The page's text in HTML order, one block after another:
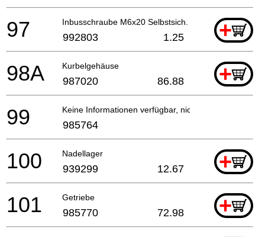
Inbusschraube M6x20 Selbstsich. +
97 992803 1.25
Kurbelgehäuse +
98A 987020 86.88
Keine Informationen verfügbar, nicht bestellbar
99 985764
Nadellager +
100 939299 12.67
Getriebe +
101 985770 72.98